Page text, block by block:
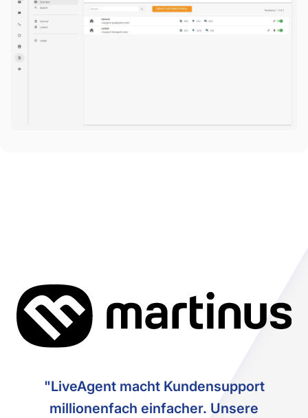
"LiveAgent macht Kundensupport
millionenfach einfacher. Unsere